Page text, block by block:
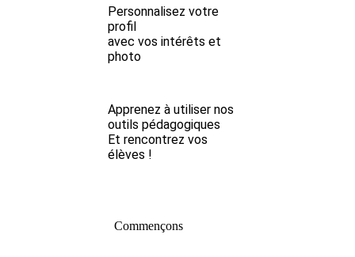
Personnalisez votre
profil
avec vos intérêts et
photo
Apprenez à utiliser nos
outils pédagogiques
Et rencontrez vos
élèves !
Commençons